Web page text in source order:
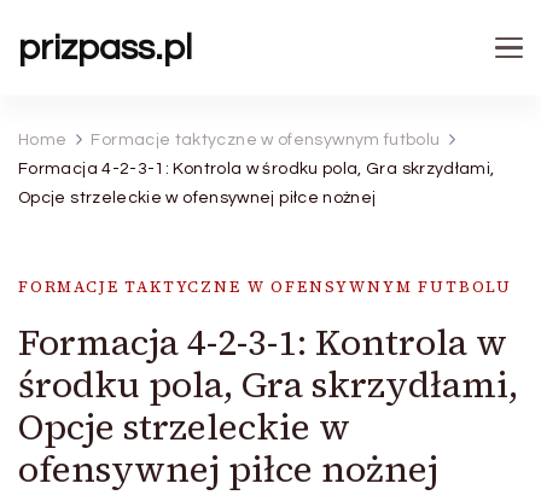
prizpass.pl
Home
Formacje taktyczne w ofensywnym futbolu
Formacja 4-2-3-1: Kontrola w środku pola, Gra skrzydłami,
Opcje strzeleckie w ofensywnej piłce nożnej
FORMACJE TAKTYCZNE W OFENSYWNYM FUTBOLU
Formacja 4-2-3-1: Kontrola w
środku pola, Gra skrzydłami,
Opcje strzeleckie w
ofensywnej piłce nożnej